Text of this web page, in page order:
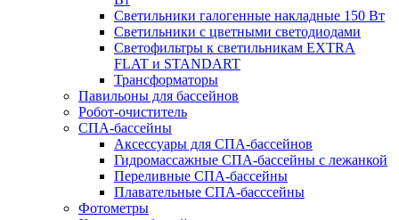
Светильники галогенные накладные 150 Вт
Светильники с цветными светодиодами
Светофильтры к светильникам EXTRA
FLAT и STANDART
Трансформаторы
Павильоны для бассейнов
Робот-очиститель
СПА-бассейны
Аксессуары для СПА-бассейнов
Гидромассажные СПА-бассейны с лежанкой
Переливные СПА-бассейны
Плавательные СПА-басссейны
Фотометры